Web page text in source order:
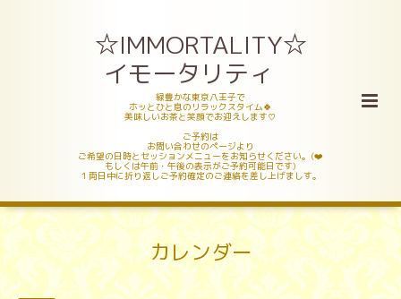
☆IMMORTALITY☆
イモータリティ
緑豊かな東京八王子で
ホッとひと息のリラックスタイム🍀
美味しいお茶と笑顔でお迎えします♡
ご予約は
お問い合わせのページより
ご希望の日時とセッションメニューをお知らせください。(❤️
もしくは午前・午後の表示がご予約可能日です)
１両日中に折り返しご予約確定のご連絡を差し上げましす。
カレンダー